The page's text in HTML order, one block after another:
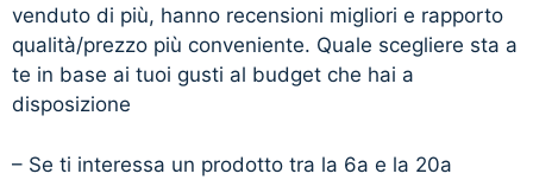
venduto di più, hanno recensioni migliori e rapporto
qualità/prezzo più conveniente. Quale scegliere sta a
te in base ai tuoi gusti al budget che hai a
disposizione
– Se ti interessa un prodotto tra la 6a e la 20a